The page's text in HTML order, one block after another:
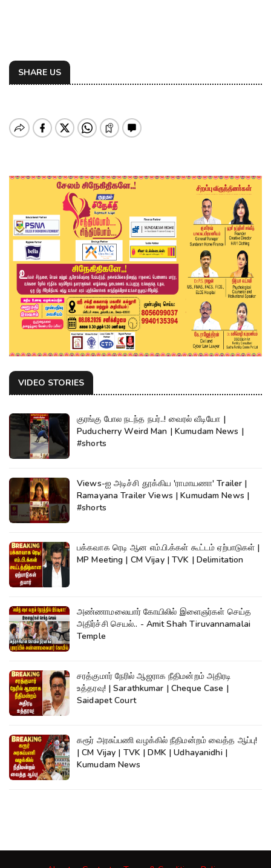
SHARE US
VIDEO STORIES
குரங்கு போல நடந்த நபர்..! வைரல் வீடியோ |
Puducherry Weird Man | Kumudam News |
#shorts
Views-ஐ அடிச்சி தூக்கிய 'ராமாயணா' Trailer |
Ramayana Trailer Views | Kumudam News |
#shorts
பக்கவாக ரெடி ஆன எம்.பி.க்கள் கூட்டம் ஏற்பாடுகள் |
MP Meeting | CM Vijay | TVK | Delimitation
அண்ணாமலையார் கோயிலில் இளைஞர்கள் செய்த
அதிர்ச்சி செயல்.. - Amit Shah Tiruvannamalai
Temple
சரத்குமார் நேரில் ஆஜராக நீதிமன்றம் அதிரடி
உத்தரவு! | Sarathkumar | Cheque Case |
Saidapet Court
கரூர் அரசுப்பணி வழக்கில் நீதிமன்றம் வைத்த ஆப்பு!
| CM Vijay | TVK | DMK | Udhayanidhi |
Kumudam News